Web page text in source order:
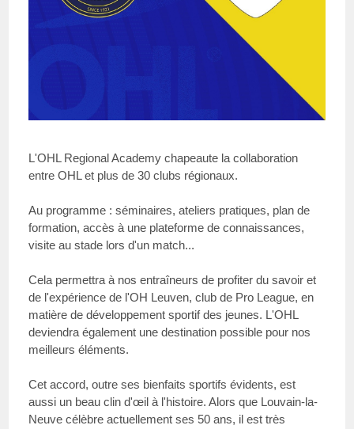
L'OHL Regional Academy chapeaute la collaboration
entre OHL et plus de 30 clubs régionaux.
Au programme : séminaires, ateliers pratiques, plan de
formation, accès à une plateforme de connaissances,
visite au stade lors d'un match...
Cela permettra à nos entraîneurs de profiter du savoir et
de l'expérience de l'OH Leuven, club de Pro League, en
matière de développement sportif des jeunes. L'OHL
deviendra également une destination possible pour nos
meilleurs éléments.
Cet accord, outre ses bienfaits sportifs évidents, est
aussi un beau clin d'œil à l'histoire. Alors que Louvain-la-
Neuve célèbre actuellement ses 50 ans, il est très